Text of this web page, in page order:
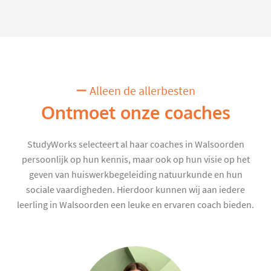
Alleen de allerbesten
Ontmoet onze coaches
StudyWorks selecteert al haar coaches in Walsoorden
persoonlijk op hun kennis, maar ook op hun visie op het
geven van huiswerkbegeleiding natuurkunde en hun
sociale vaardigheden. Hierdoor kunnen wij aan iedere
leerling in Walsoorden een leuke en ervaren coach bieden.